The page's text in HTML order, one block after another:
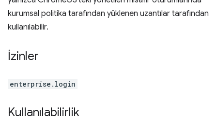
kurumsal politika tarafından yüklenen uzantılar tarafından
kullanılabilir.
İzinler
enterprise.login
Kullanılabilirlik